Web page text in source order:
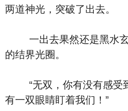
两道神光，突破了出去。
一出去果然还是黑水玄
的结界光圈。
“无双，你有没有感受
有一双眼睛盯着我们！”